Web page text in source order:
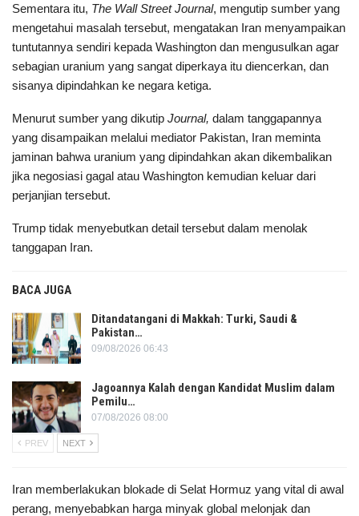
Sementara itu, The Wall Street Journal, mengutip sumber yang
mengetahui masalah tersebut, mengatakan Iran menyampaikan
tuntutannya sendiri kepada Washington dan mengusulkan agar
sebagian uranium yang sangat diperkaya itu diencerkan, dan
sisanya dipindahkan ke negara ketiga.
Menurut sumber yang dikutip Journal, dalam tanggapannya
yang disampaikan melalui mediator Pakistan, Iran meminta
jaminan bahwa uranium yang dipindahkan akan dikembalikan
jika negosiasi gagal atau Washington kemudian keluar dari
perjanjian tersebut.
Trump tidak menyebutkan detail tersebut dalam menolak
tanggapan Iran.
BACA JUGA
Ditandatangani di Makkah: Turki, Saudi &
Pakistan…
09/08/2026 06:43
Jagoannya Kalah dengan Kandidat Muslim dalam
Pemilu…
07/08/2026 08:00
PREV NEXT
Iran memberlakukan blokade di Selat Hormuz yang vital di awal
perang, menyebabkan harga minyak global melonjak dan